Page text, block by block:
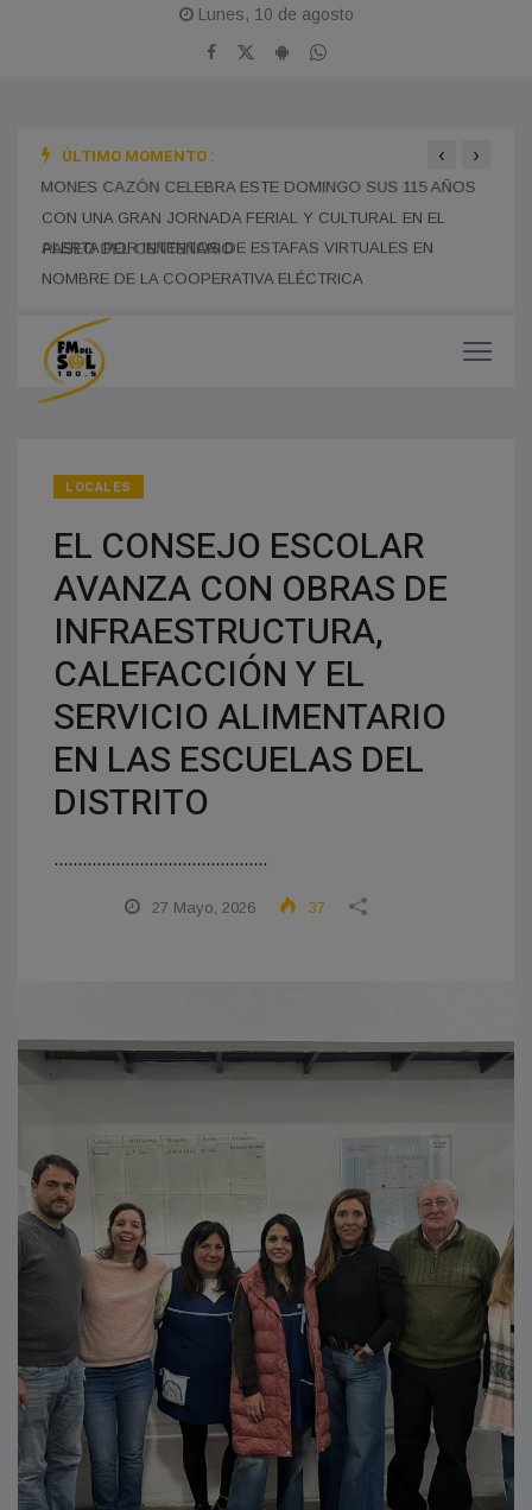
Lunes, 10 de agosto
ÚLTIMO MOMENTO :
MONES CAZÓN CELEBRA ESTE DOMINGO SUS 115 AÑOS
CON UNA GRAN JORNADA FERIAL Y CULTURAL EN EL
PASEO DEL CENTENARIO
‹ ›
LOCALES
EL CONSEJO ESCOLAR
AVANZA CON OBRAS DE
INFRAESTRUCTURA,
CALEFACCIÓN Y EL
SERVICIO ALIMENTARIO
EN LAS ESCUELAS DEL
DISTRITO
.............................................
27 Mayo, 2026 37